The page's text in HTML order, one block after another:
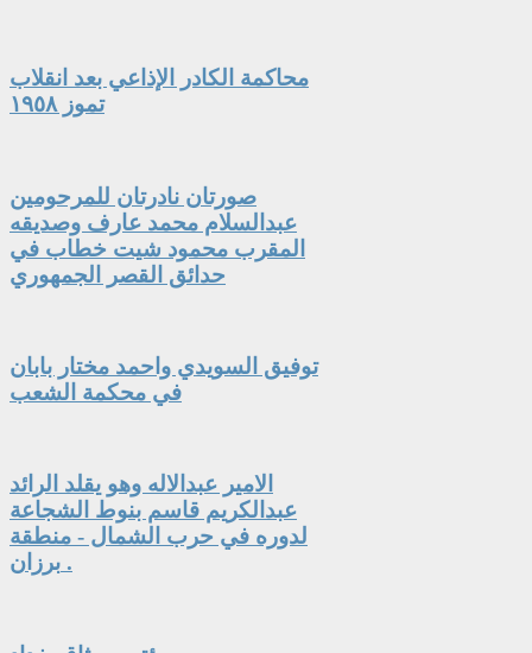
محاكمة الكادر الإذاعي بعد انقلاب
تموز ١٩٥٨
صورتان نادرتان للمرحومين
عبدالسلام محمد عارف وصديقه
المقرب محمود شيت خطاب في
حدائق القصر الجمهوري
توفيق السويدي واحمد مختار بابان
في محكمة الشعب
الامير عبدالاله وهو يقلد الرائد
عبدالكريم قاسم بنوط الشجاعة
لدوره في حرب الشمال - منطقة
برزان .